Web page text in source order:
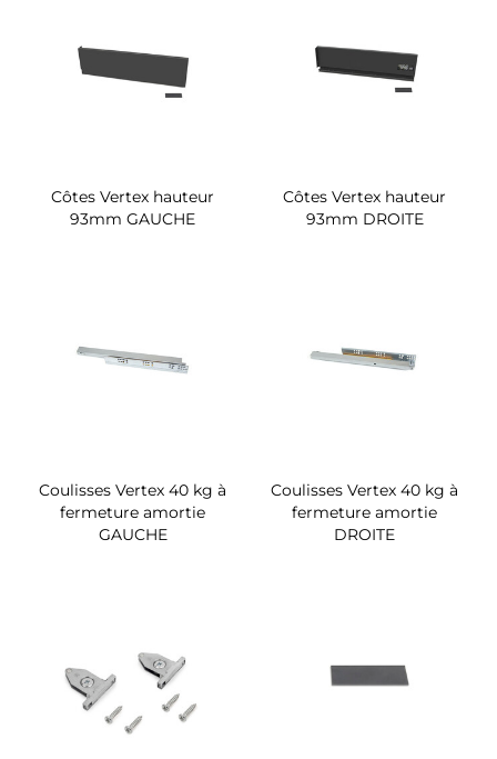
Côtes Vertex hauteur
93mm GAUCHE
Côtes Vertex hauteur
93mm DROITE
Coulisses Vertex 40 kg à
fermeture amortie
GAUCHE
Coulisses Vertex 40 kg à
fermeture amortie
DROITE